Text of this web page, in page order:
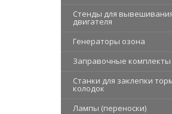
Стенды для
двигателя
Генераторы озона
Заправочные комплекты
Станки для заклепки
колодок
Лампы (переноски)